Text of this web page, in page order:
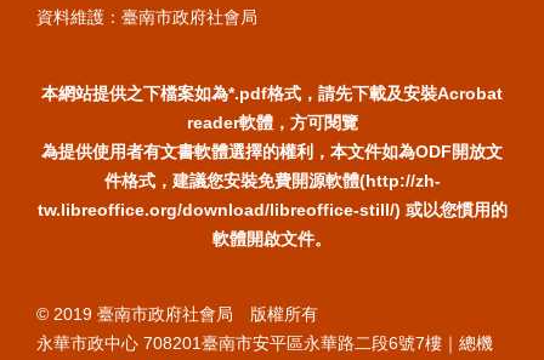
資料維護：臺南市政府社會局
本網站提供之下檔案如為*.pdf格式，請先下載及安裝Acrobat
reader軟體，方可閱覽
為提供使用者有文書軟體選擇的權利，本文件如為ODF開放文
件格式，建議您安裝免費開源軟體(http://zh-
tw.libreoffice.org/download/libreoffice-still/) 或以您慣用的
軟體開啟文件。
© 2019 臺南市政府社會局 版權所有
永華市政中心 708201臺南市安平區永華路二段6號7樓｜總機